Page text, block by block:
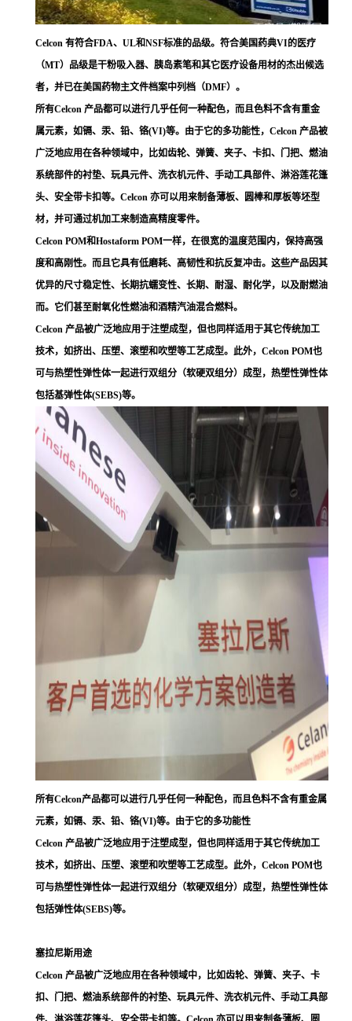
Celcon 有符合FDA、UL和NSF标准的品级。符合美国药典VI的医疗
（MT）品级是干粉吸入器、胰岛素笔和其它医疗设备用材的杰出候选
者，并已在美国药物主文件档案中列档（DMF）。
所有Celcon 产品都可以进行几乎任何一种配色，而且色料不含有重金
属元素，如镉、汞、铅、铬(VI)等。由于它的多功能性，Celcon 产品被
广泛地应用在各种领域中，比如齿轮、弹簧、夹子、卡扣、门把、燃油
系统部件的衬垫、玩具元件、洗衣机元件、手动工具部件、淋浴莲花篷
头、安全带卡扣等。Celcon 亦可以用来制备薄板、圆棒和厚板等坯型
材，并可通过机加工来制造高精度零件。
Celcon POM和Hostaform POM一样，在很宽的温度范围内，保持高强
度和高刚性。而且它具有低磨耗、高韧性和抗反复冲击。这些产品因其
优异的尺寸稳定性、长期抗蠕变性、长期、耐湿、耐化学，以及耐燃油
而。它们甚至耐氧化性燃油和酒精汽油混合燃料。
Celcon 产品被广泛地应用于注塑成型，但也同样适用于其它传统加工
技术，如挤出、压塑、滚塑和吹塑等工艺成型。此外，Celcon POM也
可与热塑性弹性体一起进行双组分（软硬双组分）成型，热塑性弹性体
包括基弹性体(SEBS)等。
所有Celcon产品都可以进行几乎任何一种配色，而且色料不含有重金属
元素，如镉、汞、铅、铬(VI)等。由于它的多功能性
Celcon 产品被广泛地应用于注塑成型，但也同样适用于其它传统加工
技术，如挤出、压塑、滚塑和吹塑等工艺成型。此外，Celcon POM也
可与热塑性弹性体一起进行双组分（软硬双组分）成型，热塑性弹性体
包括弹性体(SEBS)等。
塞拉尼斯用途
Celcon 产品被广泛地应用在各种领域中，比如齿轮、弹簧、夹子、卡
扣、门把、燃油系统部件的衬垫、玩具元件、洗衣机元件、手动工具部